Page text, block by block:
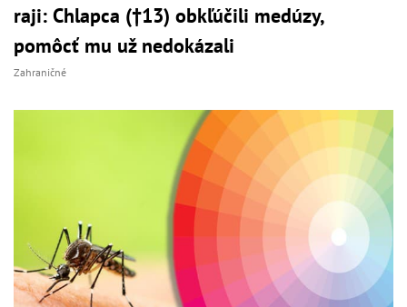
raji: Chlapca (†13) obkľúčili medúzy,
pomôcť mu už nedokázali
Zahraničné